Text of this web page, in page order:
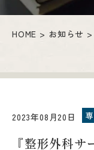
HOME お知らせ
2023年08月20日
『整形外科